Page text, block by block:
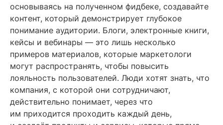
основываясь на полученном фидбеке, создавайте
контент, который демонстрирует глубокое
понимание аудитории. Блоги, электронные книги,
кейсы и вебинары — это лишь несколько
примеров материалов, которые маркетологи
могут распространять, чтобы повысить
лояльность пользователей. Люди хотят знать, что
компания, с которой они сотрудничают,
действительно понимает, через что
им приходится проходить каждый день,